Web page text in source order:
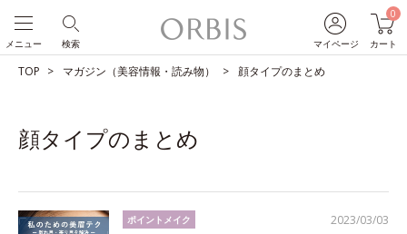
マイページ
0
カート
検索
メニュー
TOP マガジン（美容情報・読み物） 顔タイプのまとめ
顔タイプのまとめ
2023/03/03
ポイントメイク